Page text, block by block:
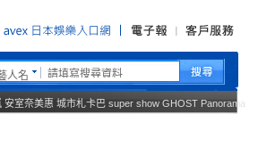
人名
安室奈美惠 城市札卡巴 super show GHOST Panorama